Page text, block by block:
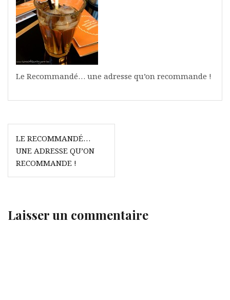
Le Recommandé… une adresse qu’on recommande !
Navigation
de
l’article
LE RECOMMANDÉ…
UNE ADRESSE QU’ON
RECOMMANDE !
Laisser un commentaire